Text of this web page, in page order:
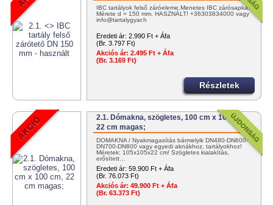
IBC tartályok felső záróeleme.Menetes IBC zárósapka.
Mérete d = 150 mm. HASZNÁLT! +36303834000 vagy
info@tartalygyar.h
Eredeti ár: 2.990 Ft + Áfa
(Br. 3.797 Ft)
Akciós ár: 2.495 Ft + Áfa
(Br. 3.169 Ft)
Részletek
2.1. Dómakna, szögletes, 100 cm x 100 cm,
22 cm magas;
DÓMAKNA / Nyakmagasítás bármelyik DN480-DN600-
DN700-DN800 vagy egyedi aknákhoz, tartályokhoz!
Méretek: 105x105x22 cm! Szögletes kialakítás,
erősített…
Eredeti ár: 59.900 Ft + Áfa
(Br. 76.073 Ft)
Akciós ár: 49.900 Ft + Áfa
(Br. 63.373 Ft)